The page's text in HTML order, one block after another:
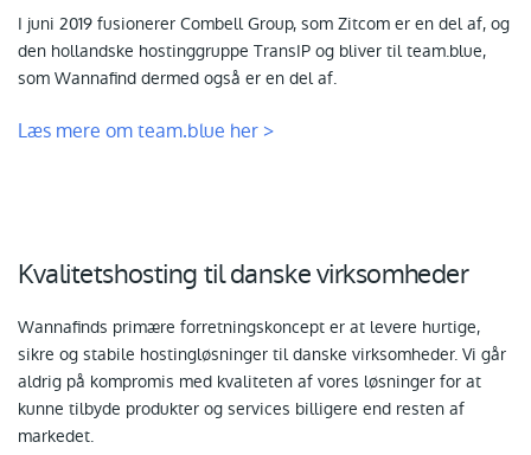
I juni 2019 fusionerer Combell Group, som Zitcom er en del af, og
den hollandske hostinggruppe TransIP og bliver til team.blue,
som Wannafind dermed også er en del af.
Læs mere om team.blue her >
Kvalitetshosting til danske virksomheder
Wannafinds primære forretningskoncept er at levere hurtige,
sikre og stabile hostingløsninger til danske virksomheder. Vi går
aldrig på kompromis med kvaliteten af vores løsninger for at
kunne tilbyde produkter og services billigere end resten af
markedet.